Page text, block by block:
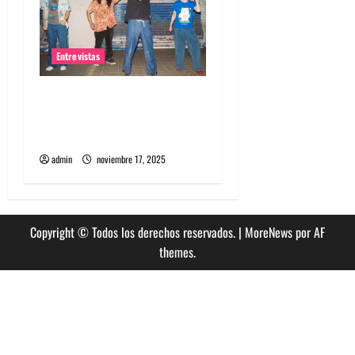
Entrevistas
admin noviembre 17, 2025
Copyright © Todos los derechos reservados. | MoreNewspor AF
themes.